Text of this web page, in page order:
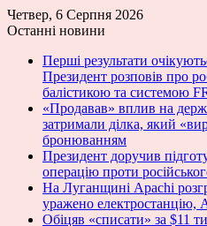
Четвер, 6 Серпня 2026
Останні новини
Перші результати
Президент розповів про
балістикою та системою
«Продавав» вплив на
затримали ділка, який
бронюванням
Президент доручив
операцію проти
На Луганщині Apachi
уражено електростанцію,
Обіцяв «списати» за $11